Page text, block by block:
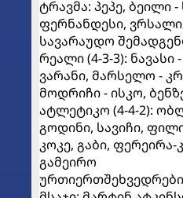
ტრავმა: პეპე, ბეილი
ფერნანდესი,
სავარაუდო
რეალი (4-3-3):
ვარანი, მარსელო -
მოდრიჩი - ისკო,
ატლეტიკო (4-4-2):
გოდინი, სავიჩი,
კოკე, გაბი, ფერეირა-
გამეირო
ურთიერთშეხვედრები: